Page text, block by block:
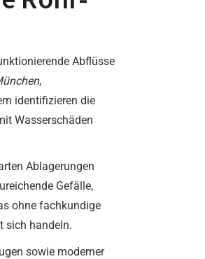
Abflüsse
,
identifizieren die
Wasserschäden
Ablagerungen
Gefälle,
ohne fachkundige
sich handeln.
sowie moderner